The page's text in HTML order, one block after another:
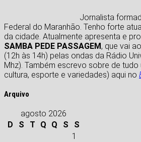
Jornalista
Federal do Maranhão. Tenho forte
da cidade. Atualmente apresenta e
SAMBA PEDE PASSAGEM, que vai
(12h às 14h) pelas ondas da Rádio
Mhz). Também escrevo sobre de
cultura, esporte e variedades) aqui no
Arquivo
agosto 2026
D
S T Q Q S
S
1